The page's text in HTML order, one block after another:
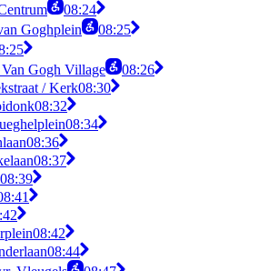
08:24
Goghplein
08:25
Gogh Village
08:26
/ Kerk08:30
08:32
08:34
08:36
08:37
08:39
08:42
08:44